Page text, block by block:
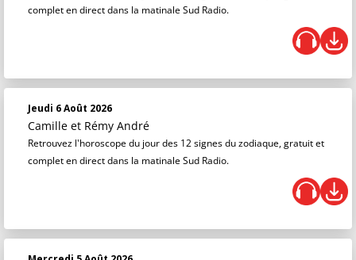
complet en direct dans la matinale Sud Radio.
Jeudi 6 Août 2026
Camille et Rémy André
Retrouvez l'horoscope du jour des 12 signes du zodiaque, gratuit et
complet en direct dans la matinale Sud Radio.